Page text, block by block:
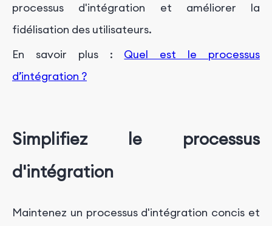
processus d'intégration et améliorer la
fidélisation des utilisateurs.
En savoir plus : Quel est le processus
d’intégration ?
Simplifiez le processus
d'intégration
Maintenez un processus d'intégration concis et